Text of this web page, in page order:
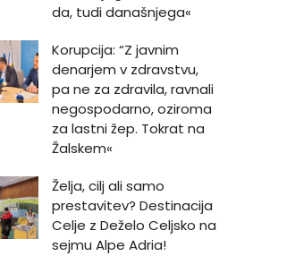
da, tudi današnjega«
Korupcija: “Z javnim
denarjem v zdravstvu,
pa ne za zdravila, ravnali
negospodarno, oziroma
za lastni žep. Tokrat na
Žalskem«
Želja, cilj ali samo
prestavitev? Destinacija
Celje z Deželo Celjsko na
sejmu Alpe Adria!